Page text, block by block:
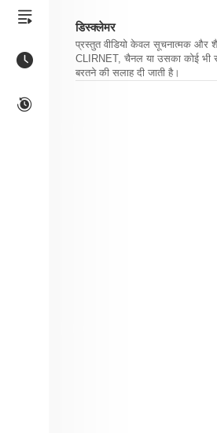
डिस्क्लेमर
प्रस्तुत वीडियो केवल सूचनात्मक और
CLIRNET, चैनल या उसका कोई भी
बरतने की सलाह दी जाती है।